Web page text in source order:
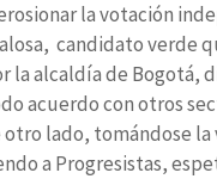
la votación
candidato verde
la alcaldía de Bogotá,
acuerdo con otros
lado, tomándose la
a Progresistas,